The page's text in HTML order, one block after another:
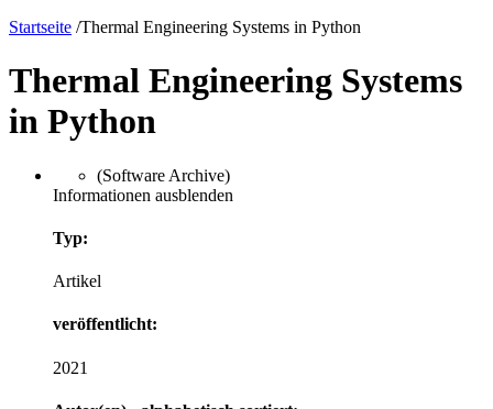
Startseite /Thermal Engineering Systems in Python
Thermal Engineering Systems
in Python
(Software Archive)
Informationen ausblenden
Typ:
Artikel
veröffentlicht:
2021